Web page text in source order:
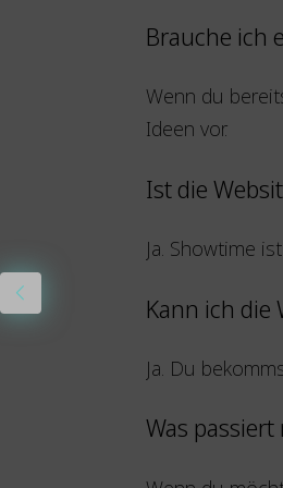
Brauche ich
Wenn du
Ideen vor.
Ist die
Ja. Showtime
Kann ich die
Ja. Du
Was